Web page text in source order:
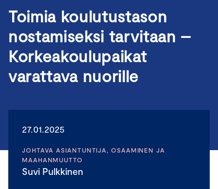
Toimia koulutustason
nostamiseksi tarvitaan –
Korkeakoulupaikat
varattava nuorille
27.01.2025
JOHTAVA ASIANTUNTIJA, OSAAMINEN JA
MAAHANMUUTTO
Suvi Pulkkinen